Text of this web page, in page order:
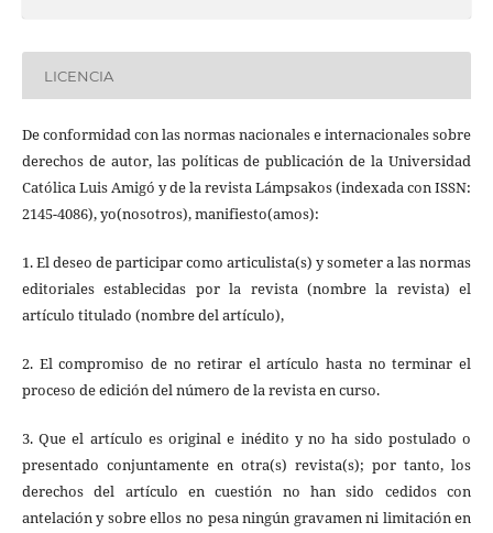
LICENCIA
De conformidad con las normas nacionales e internacionales sobre
derechos de autor, las políticas de publicación de la Universidad
Católica Luis Amigó y de la revista Lámpsakos (indexada con ISSN:
2145-4086), yo(nosotros), manifiesto(amos):
1. El deseo de participar como articulista(s) y someter a las normas
editoriales establecidas por la revista (nombre la revista) el
artículo titulado (nombre del artículo),
2. El compromiso de no retirar el artículo hasta no terminar el
proceso de edición del número de la revista en curso.
3. Que el artículo es original e inédito y no ha sido postulado o
presentado conjuntamente en otra(s) revista(s); por tanto, los
derechos del artículo en cuestión no han sido cedidos con
antelación y sobre ellos no pesa ningún gravamen ni limitación en